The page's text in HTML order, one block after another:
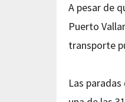
A pesar de
Puerto
transporte
Las